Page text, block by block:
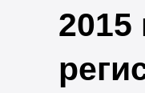
2015